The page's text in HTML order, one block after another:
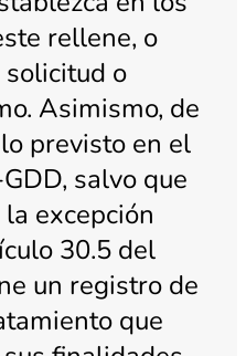
rellene, o
o
Asimismo, de
previsto en el
salvo que
excepción
30.5 del
un registro de
que